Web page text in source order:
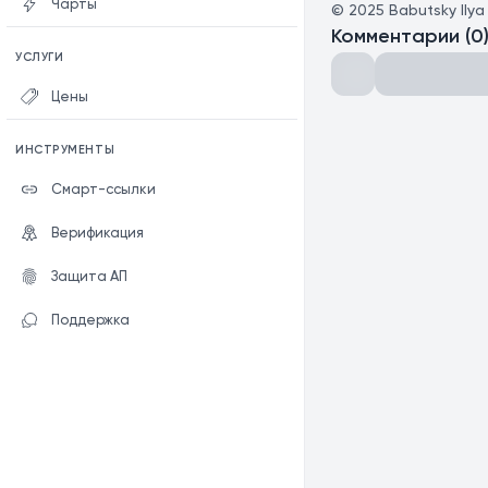
Чарты
УСЛУГИ
Цены
ИНСТРУМЕНТЫ
Смарт-ссылки
Верификация
Защита АП
Поддержка
© 2025 Babutsky Ilya
Комментарии (0)